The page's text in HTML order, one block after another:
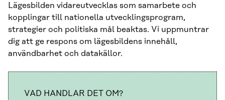
Lägesbilden vidareutvecklas som samarbete och
kopplingar till nationella utvecklingsprogram,
strategier och politiska mål beaktas. Vi uppmuntrar
dig att ge respons om lägesbildens innehåll,
användbarhet och datakällor.
VAD HANDLAR DET OM?